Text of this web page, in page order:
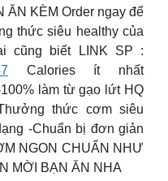
ĂN KÈM Order ngay để
thức siêu healthy của
cũng biết LINK SP :
Calories ít nhất
làm từ gạo lứt HQ
thức cơm siêu
-Chuẩn bị đơn giản
NGON CHUẨN NHƯ
MỜI BẠN ĂN NHA